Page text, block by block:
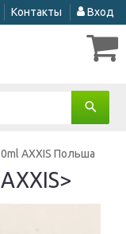
Контакты Вход
AXXIS Польша